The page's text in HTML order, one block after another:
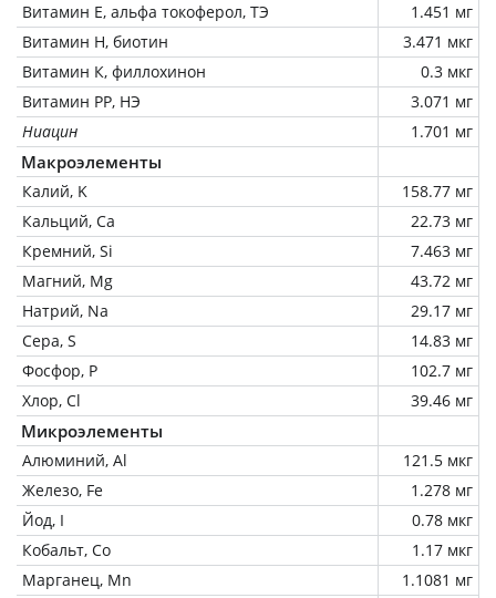
Витамин Е, альфа токоферол, ТЭ
1.451 мг
Витамин Н, биотин
3.471 мкг
Витамин К, филлохинон
0.3 мкг
Витамин РР, НЭ
3.071 мг
Ниацин
1.701 мг
Макроэлементы
Калий, K
158.77 мг
Кальций, Ca
22.73 мг
Кремний, Si
7.463 мг
Магний, Mg
43.72 мг
Натрий, Na
29.17 мг
Сера, S
14.83 мг
Фосфор, P
102.7 мг
Хлор, Cl
39.46 мг
Микроэлементы
Алюминий, Al
121.5 мкг
Железо, Fe
1.278 мг
Йод, I
0.78 мкг
Кобальт, Co
1.17 мкг
Марганец, Mn
1.1081 мг